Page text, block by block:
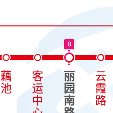
藕
池
客
运
中
8
丽
园
南
云
霞
路